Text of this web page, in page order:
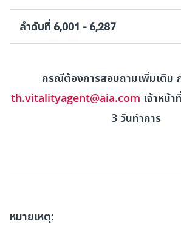
ลำดับที่ 6,001 - 6,287
กรณีต้องการสอบถามเพิ่มเติม
th.vitalityagent@aia.com เจ้าหน้
3 วันทำการ
หมายเหตุ: